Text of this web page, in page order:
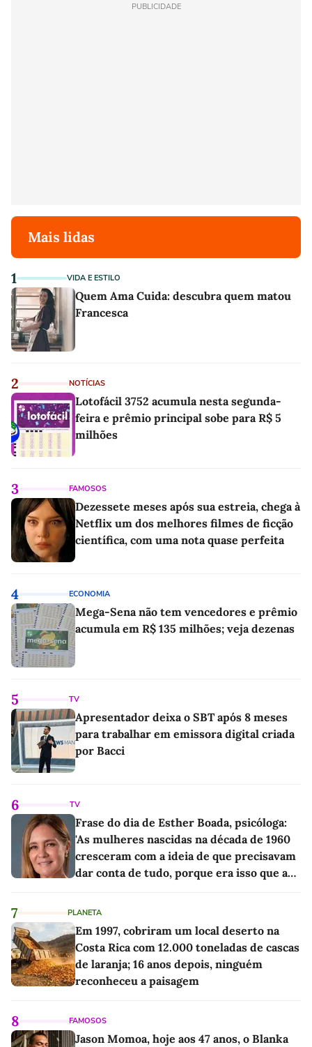
PUBLICIDADE
Mais lidas
1 VIDA E ESTILO
Quem Ama Cuida: descubra quem matou
Francesca
2 NOTÍCIAS
Lotofácil 3752 acumula nesta segunda-
feira e prêmio principal sobe para R$ 5
milhões
3 FAMOSOS
Dezessete meses após sua estreia, chega à
Netflix um dos melhores filmes de ficção
científica, com uma nota quase perfeita
4 ECONOMIA
Mega-Sena não tem vencedores e prêmio
acumula em R$ 135 milhões; veja dezenas
5 TV
Apresentador deixa o SBT após 8 meses
para trabalhar em emissora digital criada
por Bacci
6 TV
Frase do dia de Esther Boada, psicóloga:
'As mulheres nascidas na década de 1960
cresceram com a ideia de que precisavam
dar conta de tudo, porque era isso que a
7 PLANETA
Em 1997, cobriram um local deserto na
Costa Rica com 12.000 toneladas de cascas
de laranja; 16 anos depois, ninguém
reconheceu a paisagem
8 FAMOSOS
Jason Momoa, hoje aos 47 anos, o Blanka